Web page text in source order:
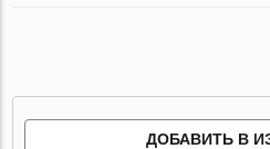
ДОБАВИТЬ В